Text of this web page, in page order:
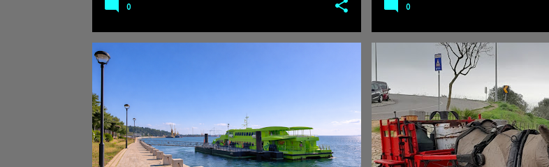
0 0
#MERCADOSDENATAL
#PINHAL NOVO #POCEIRÃO
#TRADIÇÕESDENATAL